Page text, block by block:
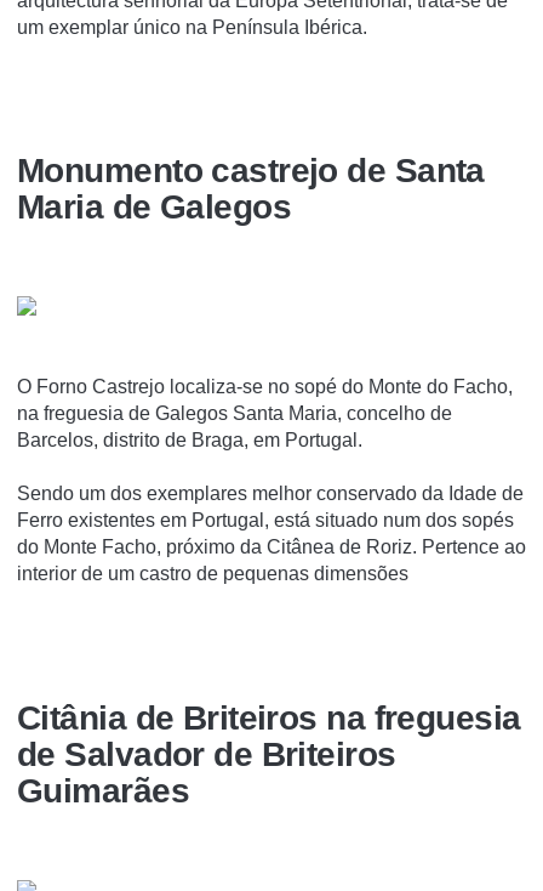
um exemplar único na Península Ibérica.
Monumento castrejo de Santa
Maria de Galegos
O Forno Castrejo localiza-se no sopé do Monte do Facho,
na freguesia de Galegos Santa Maria, concelho de
Barcelos, distrito de Braga, em Portugal.
Sendo um dos exemplares melhor conservado da Idade de
Ferro existentes em Portugal, está situado num dos sopés
do Monte Facho, próximo da Citânea de Roriz. Pertence ao
interior de um castro de pequenas dimensões
Citânia de Briteiros na freguesia
de Salvador de Briteiros
Guimarães